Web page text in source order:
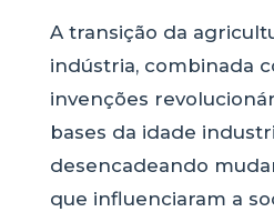
A transição da
indústria, combinada
invenções
bases da idade
desencadeando
que influenciaram a